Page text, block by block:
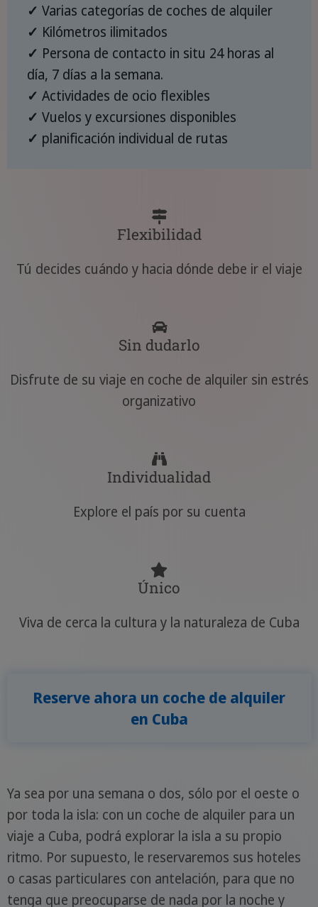
✓ Varias categorías de coches de alquiler
✓ Kilómetros ilimitados
✓ Persona de contacto in situ 24 horas al
día, 7 días a la semana.
✓ Actividades de ocio flexibles
✓ Vuelos y excursiones disponibles
✓ planificación individual de rutas
Flexibilidad
Tú decides cuándo y hacia dónde debe ir el viaje
Sin dudarlo
Disfrute de su viaje en coche de alquiler sin estrés
organizativo
Individualidad
Explore el país por su cuenta
Único
Viva de cerca la cultura y la naturaleza de Cuba
Reserve ahora un coche de alquiler
en Cuba
Ya sea por una semana o dos, sólo por el oeste o
por toda la isla: con un coche de alquiler para un
viaje a Cuba, podrá explorar la isla a su propio
ritmo. Por supuesto, le reservaremos sus hoteles
o casas particulares con antelación, para que no
tenga que preocuparse de nada por la noche y